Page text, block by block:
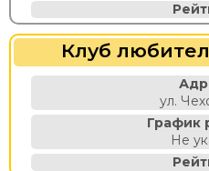
Клуб
ул.
График
Не